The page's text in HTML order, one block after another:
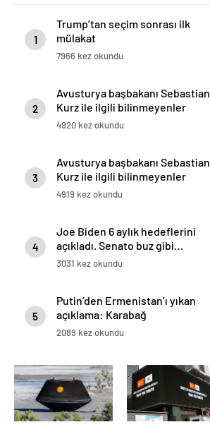
1
Trump’tan seçim sonrası ilk
mülakat
7966 kez okundu
2
Avusturya başbakanı Sebastian
Kurz ile ilgili bilinmeyenler
4920 kez okundu
3
Avusturya başbakanı Sebastian
Kurz ile ilgili bilinmeyenler
4919 kez okundu
4
Joe Biden 6 aylık hedeflerini
açıkladı. Senato buz gibi…
3031 kez okundu
5
Putin’den Ermenistan’ı yıkan
açıklama: Karabağ
Azerbaycan’ın ayrılmaz bir
2089 kez okundu